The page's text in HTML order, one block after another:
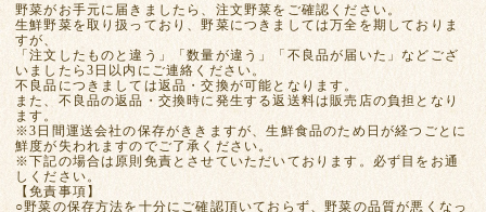
野菜がお手元に届きましたら、注文野菜をご確認ください。
生鮮野菜を取り扱っており、野菜につきましては万全を期しておりま
すが、
「注文したものと違う」「数量が違う」「不良品が届いた」などござ
いましたら3日以内にご連絡ください。
不良品につきましては返品・交換が可能となります。
また、不良品の返品・交換時に発生する返送料は販売店の負担となり
ます。
※3日間運送会社の保存がききますが、生鮮食品のため日が経つごとに
鮮度が失われますのでご了承ください。
※下記の場合は原則免責とさせていただいております。必ず目をお通
しください。
【免責事項】
○野菜の保存方法を十分にご確認頂いておらず、野菜の品質が悪くなっ